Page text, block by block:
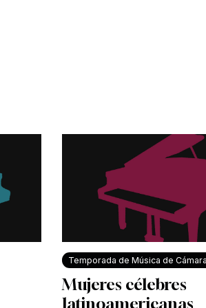
Temporada de Música de Cámara
Mujeres célebres
latinoamericanas